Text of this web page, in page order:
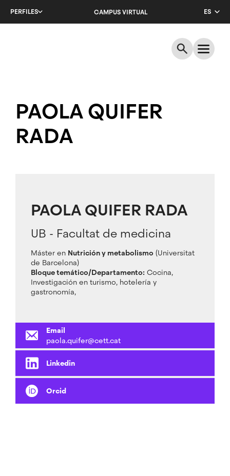
PERFILES CAMPUS VIRTUAL
ES
EN
PAOLA QUIFER
RADA
PAOLA QUIFER RADA
UB - Facultat de medicina
Máster en Nutrición y metabolismo (Universitat
de Barcelona)
Bloque temático/Departamento: Cocina,
Investigación en turismo, hotelería y
gastronomía,
Email
paola.quifer@cett.cat
Linkedin
Orcid